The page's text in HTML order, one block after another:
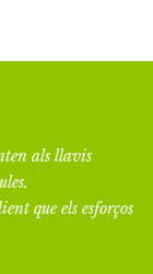
als llavis
que els esforços